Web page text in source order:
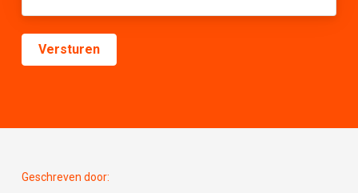
Geschreven door: